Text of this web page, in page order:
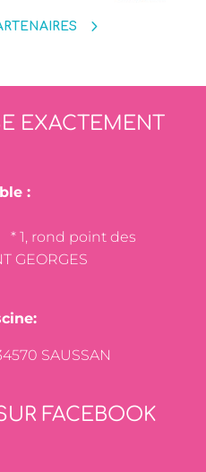
EXACTEMENT
sur table :
* 1, rond point des
GEORGES
SAUSSAN
FACEBOOK